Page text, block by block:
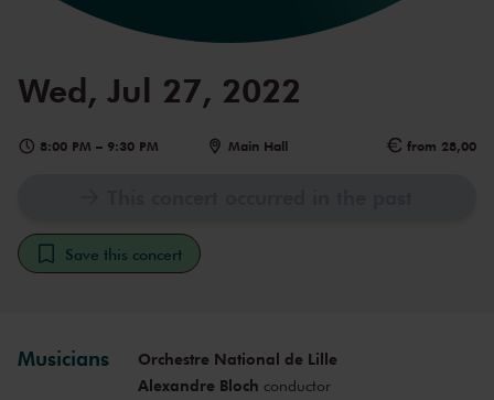
Wed, Jul 27, 2022
8:00 PM – 9:30 PM Main Hall from 28,00
Save this concert
Musicians
Orchestre National de Lille
Alexandre Bloch conductor